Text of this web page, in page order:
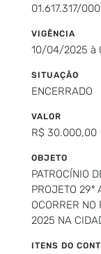
01.617.317/
VIGÊNCIA
10/04/2025 à
SITUAÇÃO
ENCERRADO
VALOR
R$ 30.000,00
OBJETO
PATROCÍNIO
PROJETO 29º
OCORRER
2025 NA
ITENS DO